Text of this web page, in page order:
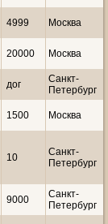
4999 Москва
20000 Москва
дог
Санкт-
Петербург
1500 Москва
10
Санкт-
Петербург
9000
Санкт-
Петербург